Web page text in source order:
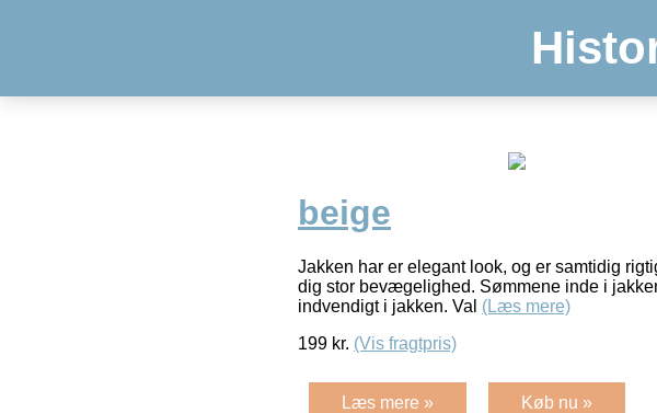
beige
Jakken har er elegant look, og er samtidig
dig stor bevægelighed. Sømmene inde i
indvendigt i jakken. Val (Læs mere)
199 kr. (Vis fragtpris)
Læs mere » Køb nu »